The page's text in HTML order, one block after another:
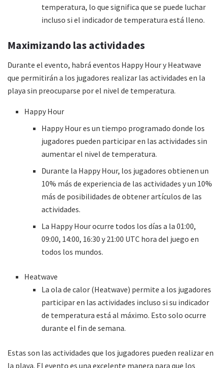
temperatura, lo que significa que se puede luchar
incluso si el indicador de temperatura está lleno.
Maximizando las actividades
Durante el evento, habrá eventos Happy Hour y Heatwave
que permitirán a los jugadores realizar las actividades en la
playa sin preocuparse por el nivel de temperatura.
Happy Hour
Happy Hour es un tiempo programado donde los
jugadores pueden participar en las actividades sin
aumentar el nivel de temperatura.
Durante la Happy Hour, los jugadores obtienen un
10% más de experiencia de las actividades y un 10%
más de posibilidades de obtener artículos de las
actividades.
La Happy Hour ocurre todos los días a la 01:00,
09:00, 14:00, 16:30 y 21:00 UTC hora del juego en
todos los mundos.
Heatwave
La ola de calor (Heatwave) permite a los jugadores
participar en las actividades incluso si su indicador
de temperatura está al máximo. Esto solo ocurre
durante el fin de semana.
Estas son las actividades que los jugadores pueden realizar en
la playa. El evento es una excelente manera para que los